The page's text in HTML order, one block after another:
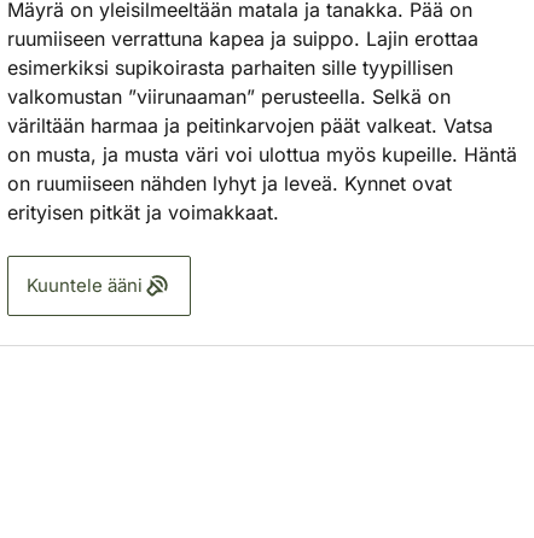
Mäyrä on yleisilmeeltään matala ja tanakka. Pää on
ruumiiseen verrattuna kapea ja suippo. Lajin erottaa
esimerkiksi supikoirasta parhaiten sille tyypillisen
valkomustan ”viirunaaman” perusteella. Selkä on
väriltään harmaa ja peitinkarvojen päät valkeat. Vatsa
on musta, ja musta väri voi ulottua myös kupeille. Häntä
on ruumiiseen nähden lyhyt ja leveä. Kynnet ovat
erityisen pitkät ja voimakkaat.
Kuuntele ääni